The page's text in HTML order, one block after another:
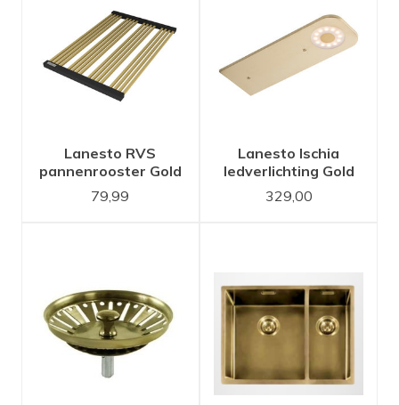
Lanesto RVS
pannenrooster Gold
/ Goud oprolbaar
79,99
Lanesto Ischia
ledverlichting Gold
met wanddimmer
Busch Jaeger set van
329,00